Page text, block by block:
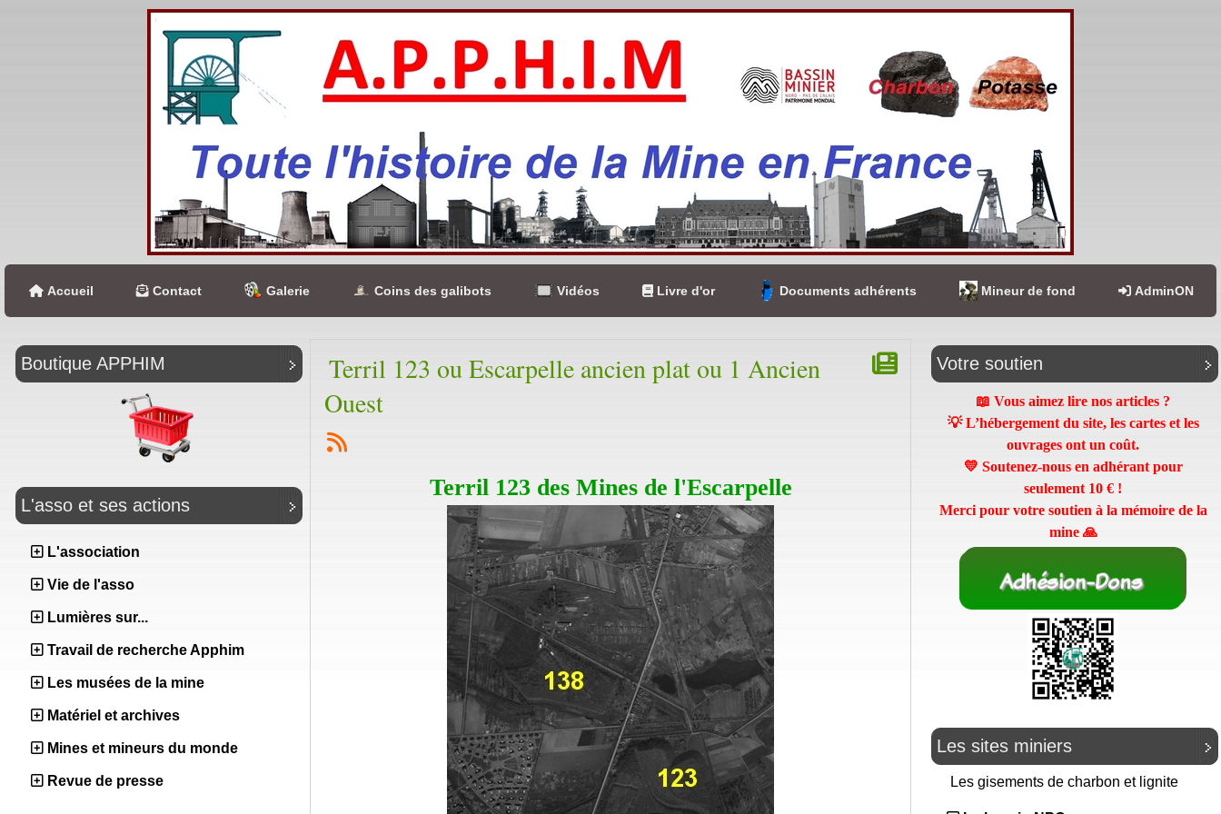
Accueil Contact Galerie Coins des galibots Vidéos Livre d'or Documents adhérents Mineur de fond AdminON
Boutique APPHIM
L'asso et ses actions
L'association
Vie de l'asso
Lumières sur...
Travail de recherche Apphim
Les musées de la mine
Matériel et archives
Mines et mineurs du monde
Revue de presse
Terril 123 ou Escarpelle ancien plat ou 1 Ancien
Ouest
Terril 123 des Mines de l'Escarpelle
Votre soutien
📖 Vous aimez lire nos articles ?
💡 L’hébergement du site, les cartes et les
ouvrages ont un coût.
💛 Soutenez-nous en adhérant pour
seulement 10 € !
Merci pour votre soutien à la mémoire de la
mine 🙏
Les sites miniers
Les gisements de charbon et lignite